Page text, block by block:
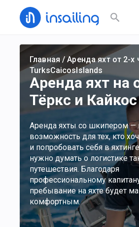
Главная /Аренда яхт от 2-х
TurksCaicosIslands
Аренда яхт на
Тёркс и Кайкос
Аренда яхты со шкипером —
возможность для тех, кто
и попробовать себя в
нужно думать о логистике
путешествия. Благодаря
профессиональному
пребывание на яхте будет
комфортным.